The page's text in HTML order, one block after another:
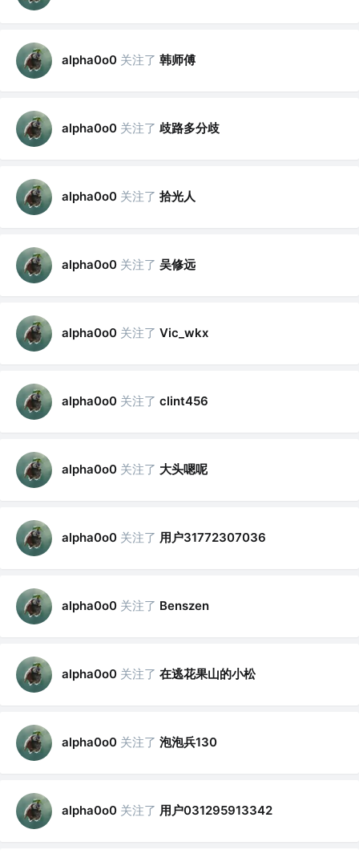
alpha0o0 关注了 韩师傅
alpha0o0 关注了 歧路多分歧
alpha0o0 关注了 拾光人
alpha0o0 关注了 吴修远
alpha0o0 关注了 Vic_wkx
alpha0o0 关注了 clint456
alpha0o0 关注了 大头嗯呢
alpha0o0 关注了 用户31772307036
alpha0o0 关注了 Benszen
alpha0o0 关注了 在逃花果山的小松
alpha0o0 关注了 泡泡兵130
alpha0o0 关注了 用户031295913342